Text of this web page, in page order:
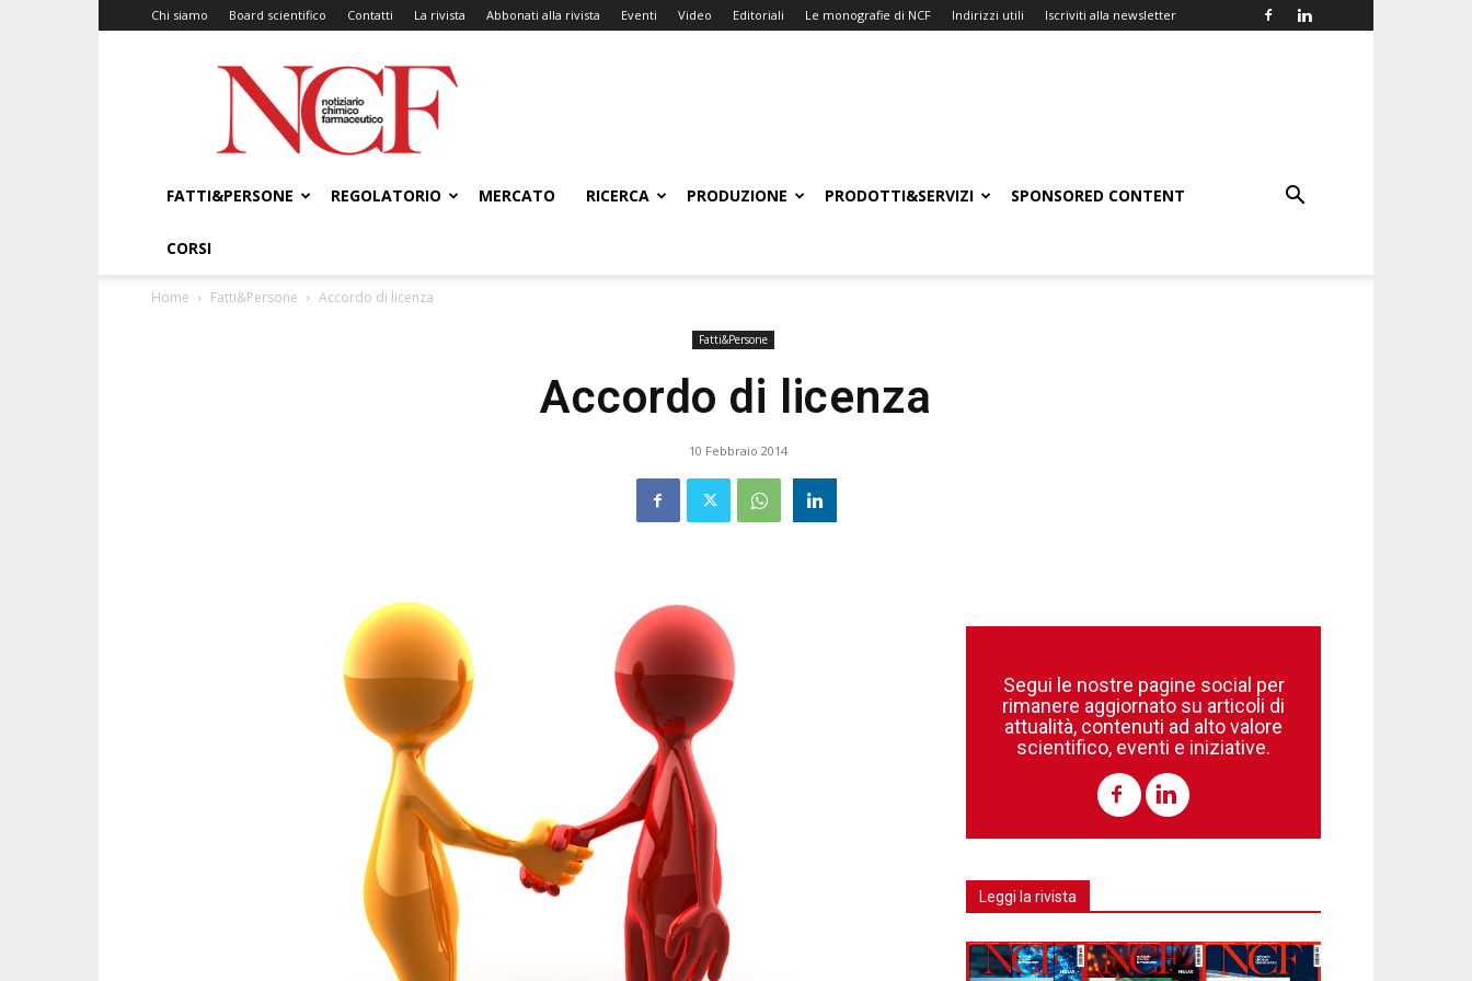
Chi siamo Board scientifico Contatti La rivista Abbonati alla rivista Eventi Video Editoriali Le monografie di NCF Indirizzi utili Iscriviti alla newsletter
NCF
–
Notiziario
Chimico
FATTI&PERSONE
REGOLATORIO MERCATO RICERCA PRODUZIONE PRODOTTI&SERVIZI SPONSORED CONTENT
CORSI
Home Fatti&Persone Accordo di licenza
Fatti&Persone
Accordo di licenza
10 Febbraio 2014
Segui le nostre pagine social per
rimanere aggiornato su articoli di
attualità, contenuti ad alto valore
scientifico, eventi e iniziative.
Leggi la rivista